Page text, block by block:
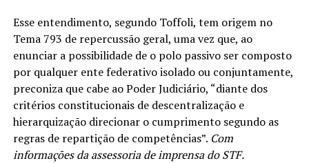
Esse entendimento, segundo Toffoli, tem origem no
Tema 793 de repercussão geral, uma vez que, ao
enunciar a possibilidade de o polo passivo ser composto
por qualquer ente federativo isolado ou conjuntamente,
preconiza que cabe ao Poder Judiciário, “diante dos
critérios constitucionais de descentralização e
hierarquização direcionar o cumprimento segundo as
regras de repartição de competências”. Com
informações da assessoria de imprensa do STF.